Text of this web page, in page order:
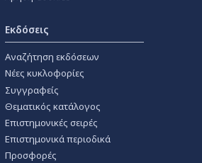
Εκδόσεις
Αναζήτηση εκδόσεων
Νέες κυκλοφορίες
Συγγραφείς
Θεματικός κατάλογος
Επιστημονικές σειρές
Επιστημονικά περιοδικά
Προσφορές